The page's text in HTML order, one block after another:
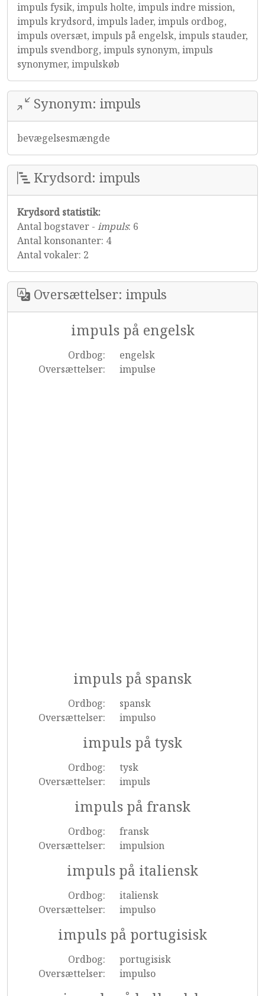
impuls fysik, impuls holte, impuls indre mission,
impuls krydsord, impuls lader, impuls ordbog,
impuls oversæt, impuls på engelsk, impuls stauder,
impuls svendborg, impuls synonym, impuls
synonymer, impulskøb
Synonym: impuls
bevægelsesmængde
Krydsord: impuls
Krydsord statistik:
Antal bogstaver - impuls: 6
Antal konsonanter: 4
Antal vokaler: 2
Oversættelser: impuls
impuls på engelsk
Ordbog:
engelsk
Oversættelser:
impulse
impuls på spansk
Ordbog:
spansk
Oversættelser:
impulso
impuls på tysk
Ordbog:
tysk
Oversættelser:
impuls
impuls på fransk
Ordbog:
fransk
Oversættelser:
impulsion
impuls på italiensk
Ordbog:
italiensk
Oversættelser:
impulso
impuls på portugisisk
Ordbog:
portugisisk
Oversættelser:
impulso